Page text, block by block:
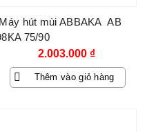
Máy hút mùi ABBAKA AB
75/90
2.003.000 ₫
Thêm vào giỏ hàng